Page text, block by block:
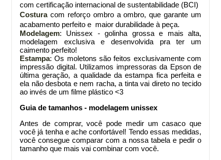
com certificação internacional de sustentabilidade (BCI)
Costuracom reforço ombro a ombro, que garante um
acabamento perfeito e maior durabilidade à peça.
Modelagem: Unissex - golinha grossa e mais alta,
modelagem exclusiva e desenvolvida pra ter um
caimento perfeito!
Estampa: Os moletons são feitos exclusivamente com
impressão digital. Utilizamos impressoras da Epson de
última geração, a qualidade da estampa fica perfeita e
ela não desbota e nem racha, a tinta vai direto no tecido
ao invés de um filme plástico <3
Guia de tamanhos - modelagem unissex
Antes de comprar, você pode medir um casaco que
você já tenha e ache confortável! Tendo essas medidas,
você consegue comparar com a nossa tabela e pedir o
tamanho que mais vai combinar com você.